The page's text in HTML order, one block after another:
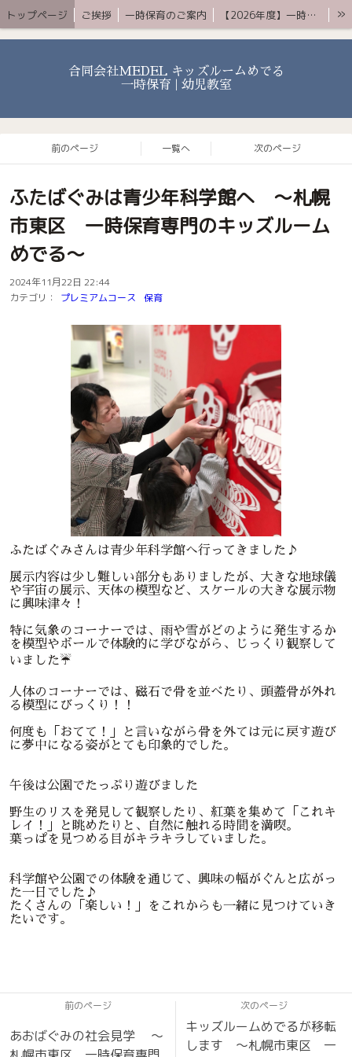
トップページ ご挨拶 一時保育のご案内
【2026年度】一時保育プレミアムコース
お知らせ 〜ブログ〜
よくある質問 アクセス
YouTube
»
合同会社MEDEL キッズルームめでる
一時保育 | 幼児教室
前のページ 一覧へ 次のページ
ふたばぐみは青少年科学館へ 〜札幌
市東区 一時保育専門のキッズルーム
めでる〜
2024年11月22日 22:44
カテゴリ：
プレミアムコース 保育
ふたばぐみさんは青少年科学館へ行ってきました♪
展示内容は少し難しい部分もありましたが、大きな地球儀
や宇宙の展示、天体の模型など、スケールの大きな展示物
に興味津々！
特に気象のコーナーでは、雨や雪がどのように発生するか
を模型やボールで体験的に学びながら、じっくり観察して
いました☔
人体のコーナーでは、磁石で骨を並べたり、頭蓋骨が外れ
る模型にびっくり！！
何度も「おてて！」と言いながら骨を外ては元に戻す遊び
に夢中になる姿がとても印象的でした。
午後は公園でたっぷり遊びました
野生のリスを発見して観察したり、紅葉を集めて「これキ
レイ！」と眺めたりと、自然に触れる時間を満喫。
葉っぱを見つめる目がキラキラしていました。
科学館や公園での体験を通じて、興味の幅がぐんと広がっ
た一日でした♪
たくさんの「楽しい！」をこれからも一緒に見つけていき
たいです。
前のページ
あおばぐみの社会見学 〜
次のページ
キッズルームめでるが移転
します 〜札幌市東区 一